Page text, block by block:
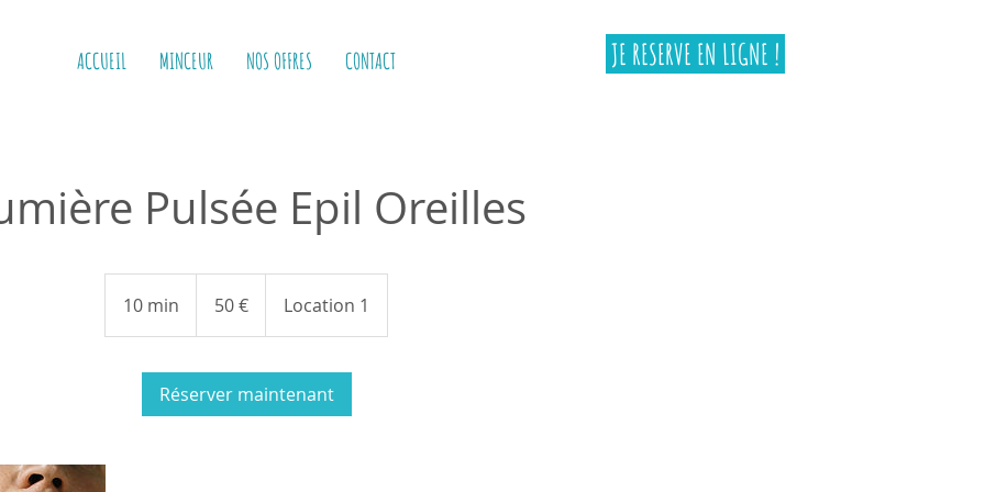
ACCUEIL MINCEUR NOS OFFRES CONTACT JE RESERVE EN LIGNE !
Pulsée Epil Oreilles
10 min
0
n
50 € Location 1
Réserver maintenant